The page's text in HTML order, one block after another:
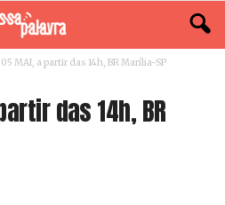
05 MAI, a partir das 14h, BR Marília-SP
das 14h, BR